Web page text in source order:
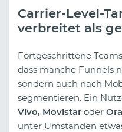
Carrier-Level-
verbreitet als
Fortgeschrittene
dass manche Funnels
sondern auch nach
segmentieren. Ein
Vivo, Movistar oder
unter Umständen